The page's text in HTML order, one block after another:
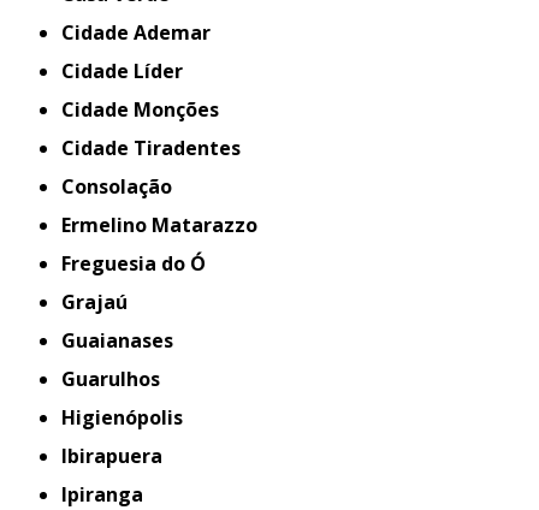
Cidade Ademar
Cidade Líder
Cidade Monções
Cidade Tiradentes
Consolação
Ermelino Matarazzo
Freguesia do Ó
Grajaú
Guaianases
Guarulhos
Higienópolis
Ibirapuera
Ipiranga